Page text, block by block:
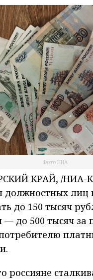
Фото НИА
КРАЙ, /НИА-
должностных лиц
до 150 тысяч
до 500 тысяч за
россияне